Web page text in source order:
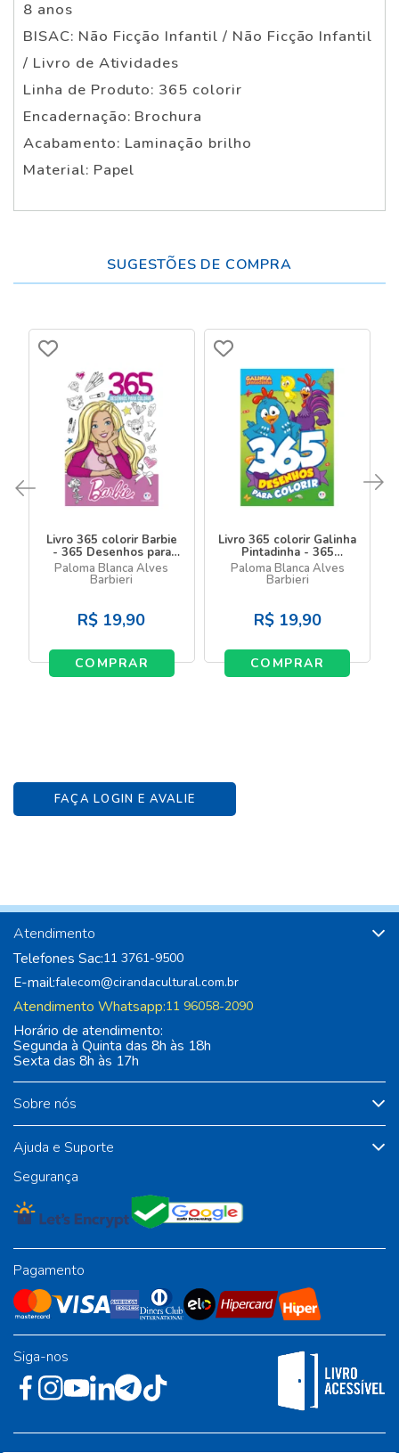
8 anos
BISAC: Não Ficção Infantil / Não Ficção Infantil
/ Livro de Atividades
Linha de Produto: 365 colorir
Encadernação: Brochura
Acabamento: Laminação brilho
Material: Papel
SUGESTÕES DE COMPRA
Livro 365 colorir Barbie
- 365 Desenhos para
colorir
Paloma Blanca Alves
Barbieri
R$ 19,90
COMPRAR
Livro 365 colorir Galinha
Pintadinha - 365
Desenhos para colorir
Paloma Blanca Alves
Barbieri
R$ 19,90
COMPRAR
FAÇA LOGIN E AVALIE
Sobre nós
Ajuda e Suporte
Atendimento
Telefones Sac:11 3761-9500
E-mail:falecom@cirandacultural.com.br
Atendimento Whatsapp:11 96058-2090
Horário de atendimento:
Segunda à Quinta das 8h às 18h
Sexta das 8h às 17h
Segurança
Pagamento
Siga-nos